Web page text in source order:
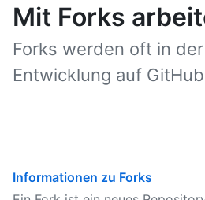
Mit Forks
Forks werden oft in
Entwicklung auf
Informationen zu Forks